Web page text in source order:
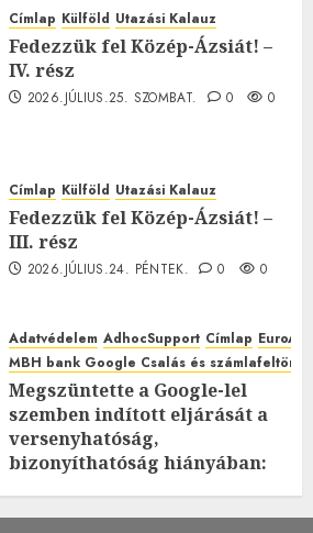
Címlap Külföld Utazási Kalauz
Fedezzük fel Közép-Ázsiát! –
IV. rész
2026.JÚLIUS.25. SZOMBAT. 0 0
Címlap Külföld Utazási Kalauz
Fedezzük fel Közép-Ázsiát! –
III. rész
2026.JÚLIUS.24. PÉNTEK. 0 0
Adatvédelem AdhocSupport Címlap
MBH bank Google Csalás és
Megszüntette a Google-lel
szemben indított eljárását a
versenyhatóság,
bizonyíthatóság hiányában:
2026.JÚLIUS.23. CSÜTÖRTÖK.
0